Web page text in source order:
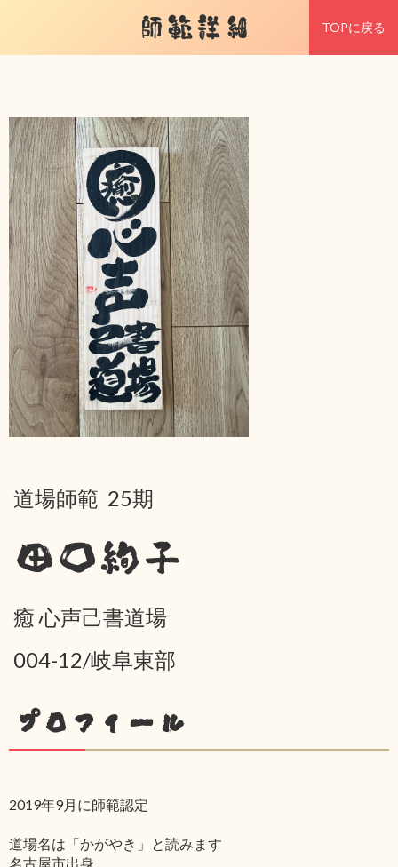
師範詳細 TOPに戻る
道場師範 25期
田口絢子
癒 心声己書道場
004-12/岐阜東部
プロフィール
2019年9月に師範認定
道場名は「かがやき」と読みます
名古屋市出身